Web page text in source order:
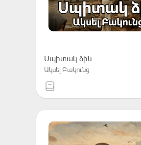
Սպիտակ ձին
Ակսել Բակունց